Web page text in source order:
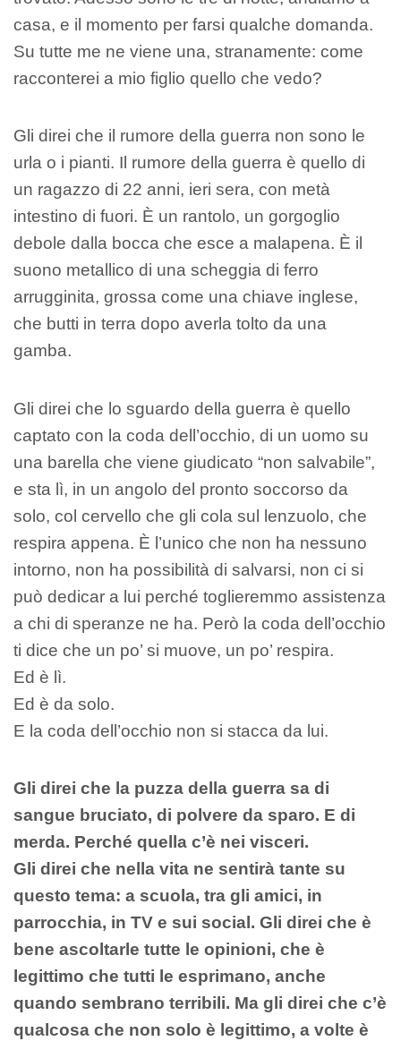
casa, e il momento per farsi qualche domanda.
Su tutte me ne viene una, stranamente: come
racconterei a mio figlio quello che vedo?
Gli direi che il rumore della guerra non sono le
urla o i pianti. Il rumore della guerra è quello di
un ragazzo di 22 anni, ieri sera, con metà
intestino di fuori. È un rantolo, un gorgoglio
debole dalla bocca che esce a malapena. È il
suono metallico di una scheggia di ferro
arrugginita, grossa come una chiave inglese,
che butti in terra dopo averla tolto da una
gamba.
Gli direi che lo sguardo della guerra è quello
captato con la coda dell’occhio, di un uomo su
una barella che viene giudicato “non salvabile”,
e sta lì, in un angolo del pronto soccorso da
solo, col cervello che gli cola sul lenzuolo, che
respira appena. È l’unico che non ha nessuno
intorno, non ha possibilità di salvarsi, non ci si
può dedicar a lui perché toglieremmo assistenza
a chi di speranze ne ha. Però la coda dell’occhio
ti dice che un po’ si muove, un po’ respira.
Ed è lì.
Ed è da solo.
E la coda dell’occhio non si stacca da lui.
Gli direi che la puzza della guerra sa di
sangue bruciato, di polvere da sparo. E di
merda. Perché quella c’è nei visceri.
Gli direi che nella vita ne sentirà tante su
questo tema: a scuola, tra gli amici, in
parrocchia, in TV e sui social. Gli direi che è
bene ascoltarle tutte le opinioni, che è
legittimo che tutti le esprimano, anche
quando sembrano terribili. Ma gli direi che c’è
qualcosa che non solo è legittimo, a volte è